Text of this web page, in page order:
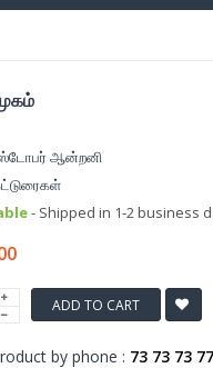
ஆன்றனி
- Shipped in 1-2 business
ADD TO CART
by phone : 73 73 73